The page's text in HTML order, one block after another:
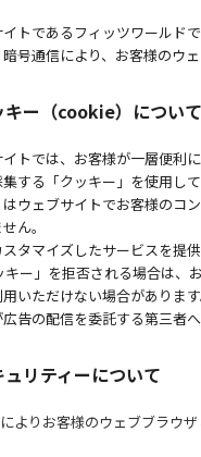
トであるフィッツワールド
号通信により、お客様のウ
キー（cookie）について
トでは、お客様が一層便利
する「クッキー」を使用して
はウェブサイトでお客様の
ん。
タマイズしたサービスを提
キー」を拒否される場合は
いただけない場合があります
告の配信を委託する第三者
ュリティーについて
よりお客様のウェブブラウ